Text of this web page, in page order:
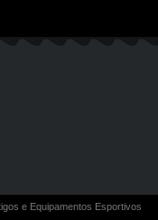
e Equipamentos Esportivos